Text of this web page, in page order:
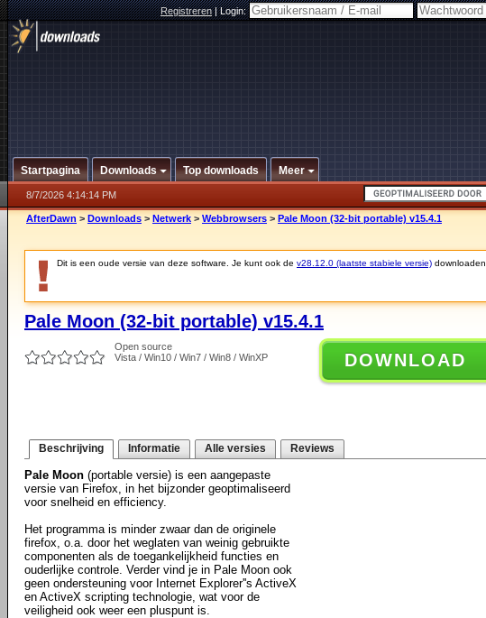
Registreren|Login:
Startpagina Downloads Top downloads Meer
8/7/2026 4:14:14 PM
AfterDawn > Downloads > Netwerk > Webbrowsers > Pale Moon (32-bit portable) v15.4.1
Dit is een oude versie van deze software. Je kunt ook de v28.12.0 (laatste stabiele versie) downloaden.
Pale Moon (32-bit portable) v15.4.1
Open source
Vista / Win10 / Win7 / Win8 / WinXP
DOWNLOAD
Beschrijving Informatie Alle versies Reviews
Pale Moon (portable versie) is een aangepaste
versie van Firefox, in het bijzonder geoptimaliseerd
voor snelheid en efficiency.
Het programma is minder zwaar dan de originele
firefox, o.a. door het weglaten van weinig gebruikte
componenten als de toegankelijkheid functies en
ouderlijke controle. Verder vind je in Pale Moon ook
geen ondersteuning voor Internet Explorer''s ActiveX
en ActiveX scripting technologie, wat voor de
veiligheid ook weer een pluspunt is.